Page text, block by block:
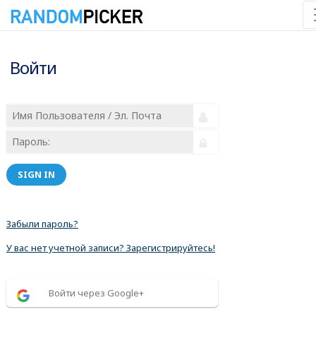
Войти
SIGN IN
Забыли пароль?
У вас нет учетной записи? Зарегистрируйтесь!
Войти через Google+